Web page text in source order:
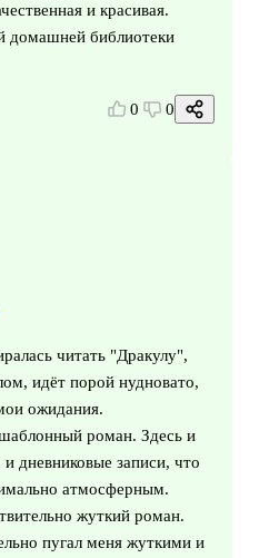
и красивая.
домашней библиотеки
0 0
читать "Дракулу",
идёт порой нудновато,
ожидания.
роман. Здесь и
дневниковые записи, что
атмосферным.
жуткий роман.
пугал меня жуткими и